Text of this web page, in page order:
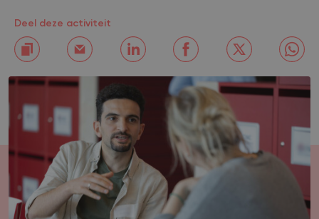
Deel deze activiteit